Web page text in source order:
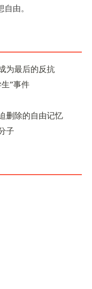
由。
为最后的反抗
”事件
删除的自由记忆
子